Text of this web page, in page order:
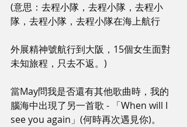
(意思：去程小隊，去程小隊，去程小
隊，去程小隊，去程小隊在海上航行
外展精神號航行到大阪，15個女生面對
未知旅程，只去不返。)
當May問我是否還有其他歌曲時，我的
腦海中出現了另一首歌 - 「When will I
see you again」(何時再次遇見你)。